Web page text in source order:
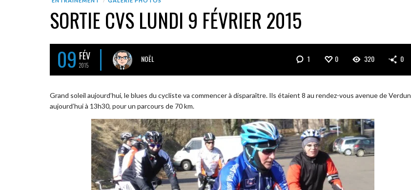
SORTIE CVS LUNDI 9 FÉVRIER 2015
09 FÉV
2015
NOËL 1 0 320 0
Grand soleil aujourd’hui, le blues du cycliste va commencer à disparaître. Ils étaient 8 au rendez-vous avenue de Verdun
aujourd’hui à 13h30, pour un parcours de 70 km.